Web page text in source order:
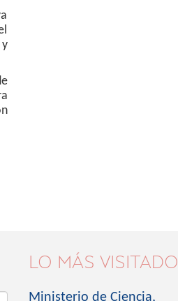
LO MÁS VISITADO
Ministerio de Ciencia,